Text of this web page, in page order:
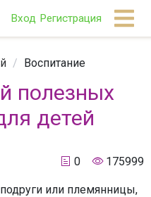
Вход Регистрация
/ Воспитание
полезных
детей
0 175999
или племянницы,